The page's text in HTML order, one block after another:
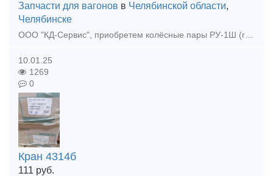
Запчасти для вагонов в Челябинской области,
Челябинске
ООО "КД-Сервис", приобретем колёсные пары РУ-1Ш (годные к переформированию) в сборе с буксовым узлом. Рассмотрим к покупке ремонтопригодные и отремонтированные колёсные пары по всем депо РФ и СНГ. Усл
10.01.25
1269
0
Кран 4314б
111 руб.